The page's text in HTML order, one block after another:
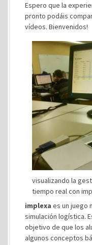
Espero que la
pronto podáis
vídeos. Bienvenidos!
visualizando la
tiempo real con
implexa es un juego
simulación logística.
objetivo de que los
algunos conceptos